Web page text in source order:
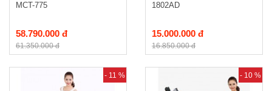
MCT-775
58.790.000 đ
61.350.000 đ
1802AD
15.000.000 đ
16.850.000 đ
- 11 % - 10 %